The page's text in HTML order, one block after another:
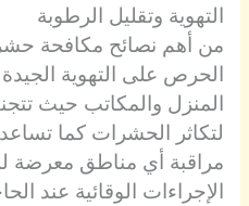
التهوية وتقليل الرطوبة
من أهم نصائح مكافحة
الحرص على التهوية
المنزل والمكاتب حيث
لتكاثر الحشرات كما
مراقبة أي مناطق معرضة
الإجراءات الوقائية عند